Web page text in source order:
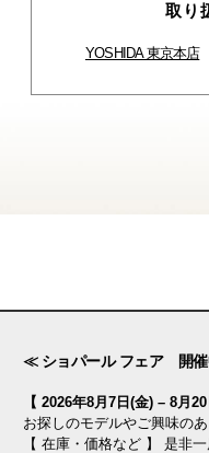
取り
YOSHIDA 東京本店
≪ ショパール フェア 開
【 2026年8月7日(金) – 8月20
お探しのモデルやご興味の
【 在庫・価格など 】 是非